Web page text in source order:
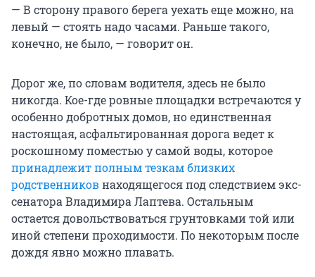
— В сторону правого берега уехать еще можно, на
левый — стоять надо часами. Раньше такого,
конечно, не было, — говорит он.
Дорог же, по словам водителя, здесь не было
никогда. Кое-где ровные площадки встречаются у
особенно добротных домов, но единственная
настоящая, асфальтированная дорога ведет к
роскошному поместью у самой воды, которое
принадлежит полным тезкам близких
родственниковнаходящегося под следствием экс-
сенатора Владимира Лаптева. Остальным
остается довольствоваться грунтовками той или
иной степени проходимости. По некоторым после
дождя явно можно плавать.